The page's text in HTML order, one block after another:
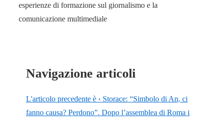
esperienze di formazione sul giornalismo e la
comunicazione multimediale
Navigazione articoli
L'articolo precedente è ‹ Storace: “Simbolo di An, ci
fanno causa? Perdono”. Dopo l’assemblea di Roma i